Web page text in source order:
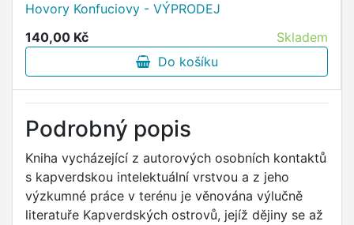
Hovory Konfuciovy - VÝPRODEJ
140,00 Kč
Skladem
Do košíku
Podrobný popis
Kniha vycházející z autorových osobních kontaktů
s kapverdskou intelektuální vrstvou a z jeho
výzkumné práce v terénu je věnována výlučně
literatuře Kapverdských ostrovů, jejíž dějiny se až